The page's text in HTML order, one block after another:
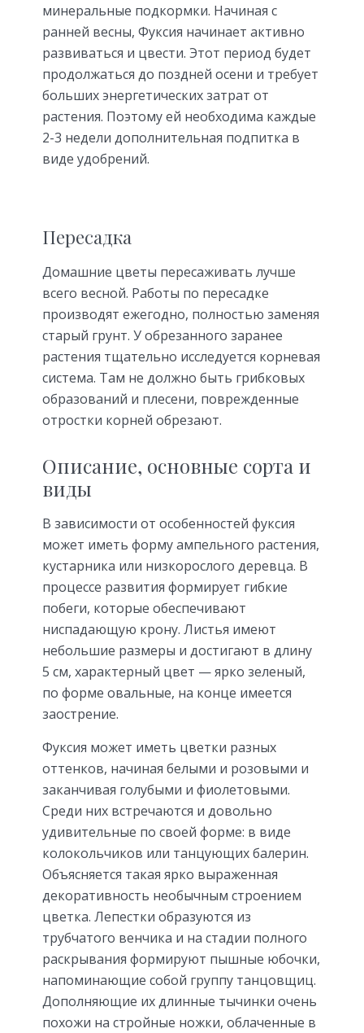
минеральные подкормки. Начиная с
ранней весны, Фуксия начинает активно
развиваться и цвести. Этот период будет
продолжаться до поздней осени и требует
больших энергетических затрат от
растения. Поэтому ей необходима каждые
2-3 недели дополнительная подпитка в
виде удобрений.
Пересадка
Домашние цветы пересаживать лучше
всего весной. Работы по пересадке
производят ежегодно, полностью заменяя
старый грунт. У обрезанного заранее
растения тщательно исследуется корневая
система. Там не должно быть грибковых
образований и плесени, поврежденные
отростки корней обрезают.
Описание, основные сорта и
виды
В зависимости от особенностей фуксия
может иметь форму ампельного растения,
кустарника или низкорослого деревца. В
процессе развития формирует гибкие
побеги, которые обеспечивают
ниспадающую крону. Листья имеют
небольшие размеры и достигают в длину
5 см, характерный цвет — ярко зеленый,
по форме овальные, на конце имеется
заострение.
Фуксия может иметь цветки разных
оттенков, начиная белыми и розовыми и
заканчивая голубыми и фиолетовыми.
Среди них встречаются и довольно
удивительные по своей форме: в виде
колокольчиков или танцующих балерин.
Объясняется такая ярко выраженная
декоративность необычным строением
цветка. Лепестки образуются из
трубчатого венчика и на стадии полного
раскрывания формируют пышные юбочки,
напоминающие собой группу танцовщиц.
Дополняющие их длинные тычинки очень
похожи на стройные ножки, облаченные в